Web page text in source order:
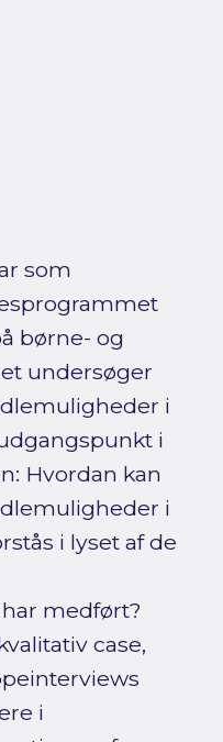
som
børne- og
undersøger
i
i
Hvordan kan
i
i lyset af de
medført?
case,
i